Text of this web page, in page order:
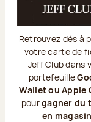
Retrouvez dès à
votre carte de
Jeff Club dans
portefeuille
Wallet ou Apple
pourgagner du
en